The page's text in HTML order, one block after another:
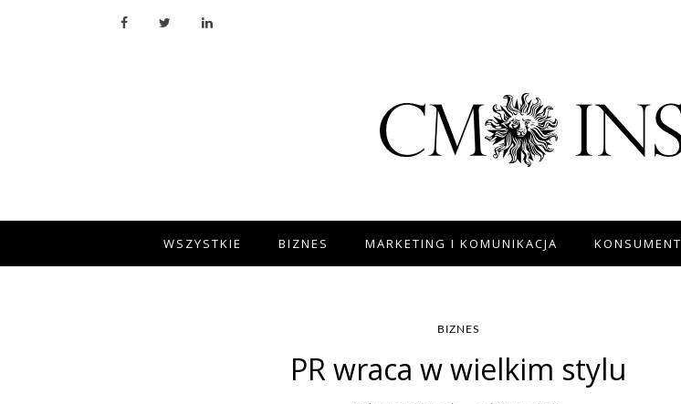
WSZYSTKIE BIZNES MARKETING I KOMUNIKACJA KONSUMENT
BIZNES
PR wraca w wielkim stylu